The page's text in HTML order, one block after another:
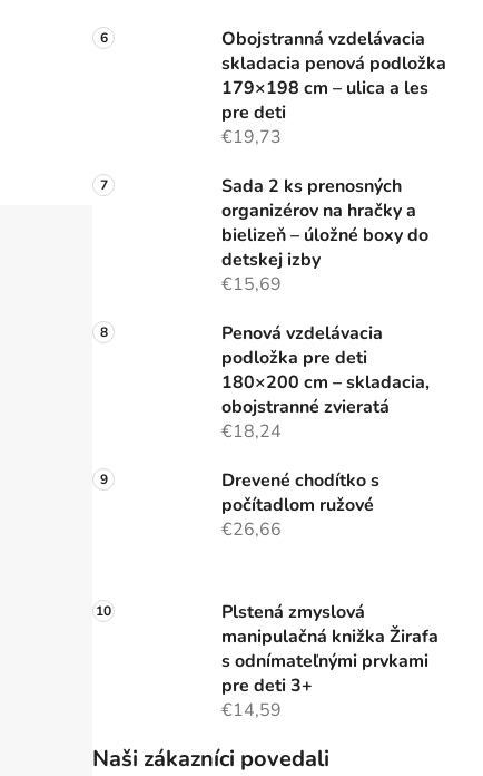
Obojstranná vzdelávacia
skladacia penová podložka
179×198 cm – ulica a les
pre deti
€19,73
Sada 2 ks prenosných
organizérov na hračky a
bielizeň – úložné boxy do
detskej izby
€15,69
Penová vzdelávacia
podložka pre deti
180×200 cm – skladacia,
obojstranné zvieratá
€18,24
Drevené chodítko s
počítadlom ružové
€26,66
Plstená zmyslová
manipulačná knižka Žirafa
s odnímateľnými prvkami
pre deti 3+
€14,59
Naši zákazníci povedali